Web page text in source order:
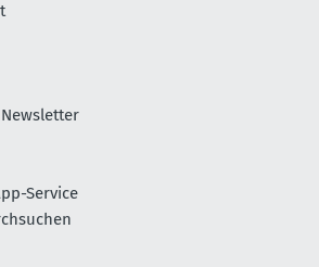
Service